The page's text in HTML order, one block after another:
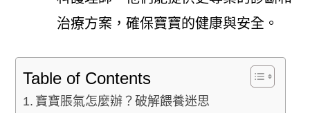
治療方案，確保寶寶的健康與安全。
Table of Contents
寶寶脹氣怎麼辦？破解餵養迷思